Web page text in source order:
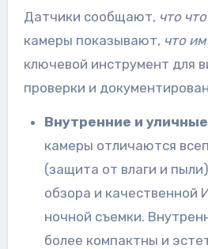
Датчики сообщают, что
камеры показывают, что
ключевой инструмент для
проверки и
Внутренние и
камеры отличаются
(защита от влаги и
обзора и качественной
ночной съемки.
более компактны и